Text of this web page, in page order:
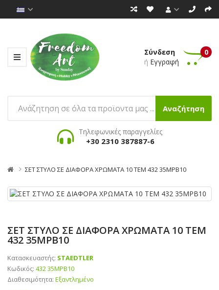
Σύνδεση
ή Εγγραφή
0
Αναζήτηση
Τηλεφωνικές παραγγελίες
+30 2310 387887-6
ΣΕΤ ΣΤΥΛΟ ΣΕ ΔΙΑΦΟΡΑ ΧΡΩΜΑΤΑ 10 ΤΕΜ 432 35MPΒ10
ΣΕΤ ΣΤΥΛΟ ΣΕ ΔΙΑΦΟΡΑ ΧΡΩΜΑΤΑ 10 ΤΕΜ
432 35MPΒ10
Κατασκευαστής: STAEDTLER
Κωδικός: 432 35MPB10
Διαθεσιμότητα: Εξαντλημένο